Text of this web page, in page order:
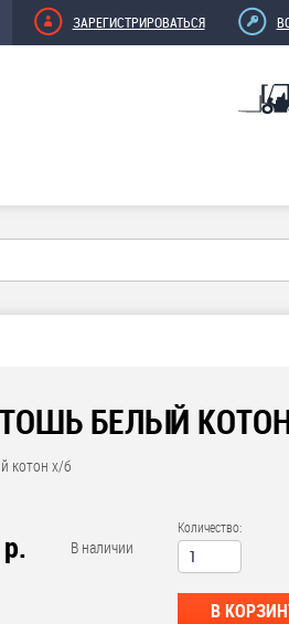
ЗАРЕГИСТРИРОВАТЬСЯ
БЕЛЫЙ
котон х/б
В наличии
Количество:
В